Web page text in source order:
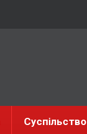
Суспільство